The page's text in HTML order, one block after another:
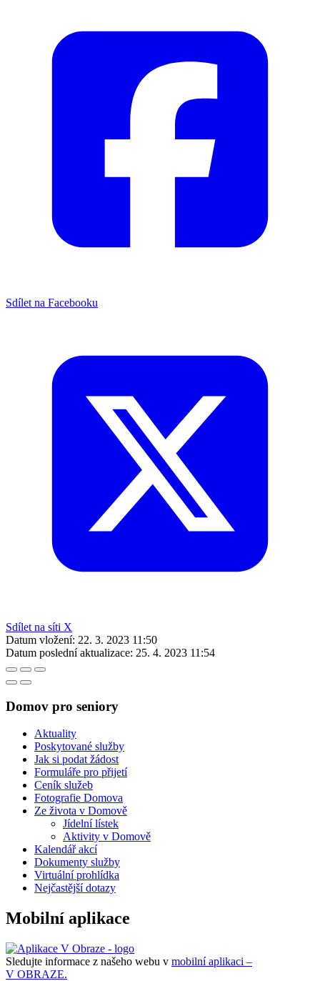
Sdílet na Facebooku
Sdílet na síti X
Datum vložení: 22. 3. 2023 11:50
Datum poslední aktualizace: 25. 4. 2023 11:54
Domov pro seniory
Aktuality
Poskytované služby
Jak si podat žádost
Formuláře pro přijetí
Ceník služeb
Fotografie Domova
Ze života v Domově
Jídelní lístek
Aktivity v Domově
Kalendář akcí
Dokumenty služby
Virtuální prohlídka
Nejčastější dotazy
Mobilní aplikace
Sledujte informace z našeho webu v mobilní aplikaci –
V OBRAZE.